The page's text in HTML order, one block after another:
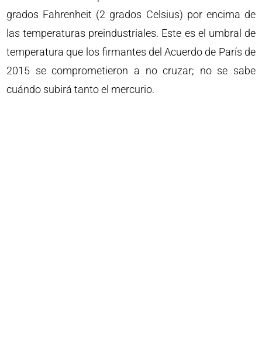
grados Fahrenheit (2 grados Celsius) por encima de
las temperaturas preindustriales. Este es el umbral de
temperatura que los firmantes del Acuerdo de París de
2015 se comprometieron a no cruzar; no se sabe
cuándo subirá tanto el mercurio.